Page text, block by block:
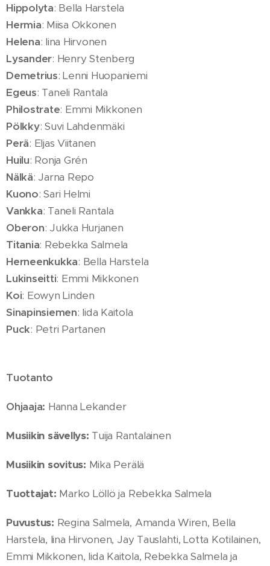
Hippolyta: Bella Harstela
Hermia: Miisa Okkonen
Helena: Iina Hirvonen
Lysander: Henry Stenberg
Demetrius: Lenni Huopaniemi
Egeus: Taneli Rantala
Philostrate: Emmi Mikkonen
Pölkky: Suvi Lahdenmäki
Perä: Eljas Viitanen
Huilu: Ronja Grén
Nälkä: Jarna Repo
Kuono: Sari Helmi
Vankka: Taneli Rantala
Oberon: Jukka Hurjanen
Titania: Rebekka Salmela
Herneenkukka: Bella Harstela
Lukinseitti: Emmi Mikkonen
Koi: Eowyn Linden
Sinapinsiemen: Iida Kaitola
Puck: Petri Partanen
Tuotanto
Ohjaaja: Hanna Lekander
Musiikin sävellys: Tuija Rantalainen
Musiikin sovitus: Mika Perälä
Tuottajat: Marko Löllö ja Rebekka Salmela
Puvustus: Regina Salmela, Amanda Wiren, Bella
Harstela, Iina Hirvonen, Jay Tauslahti, Lotta Kotilainen,
Emmi Mikkonen, Iida Kaitola, Rebekka Salmela ja